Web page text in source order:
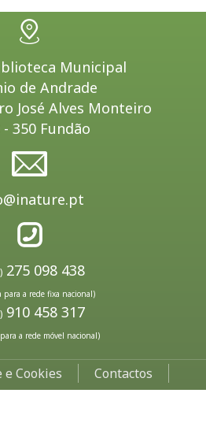
Municipal
de Andrade
José Alves Monteiro
- 350 Fundão
275 098 438
para a rede fixa nacional)
910 458 317
a rede móvel nacional)
Cookies
Contactos